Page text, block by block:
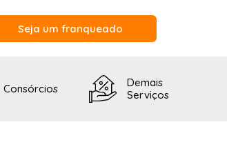
Seja um franqueado
Consórcios
Demais
Serviços